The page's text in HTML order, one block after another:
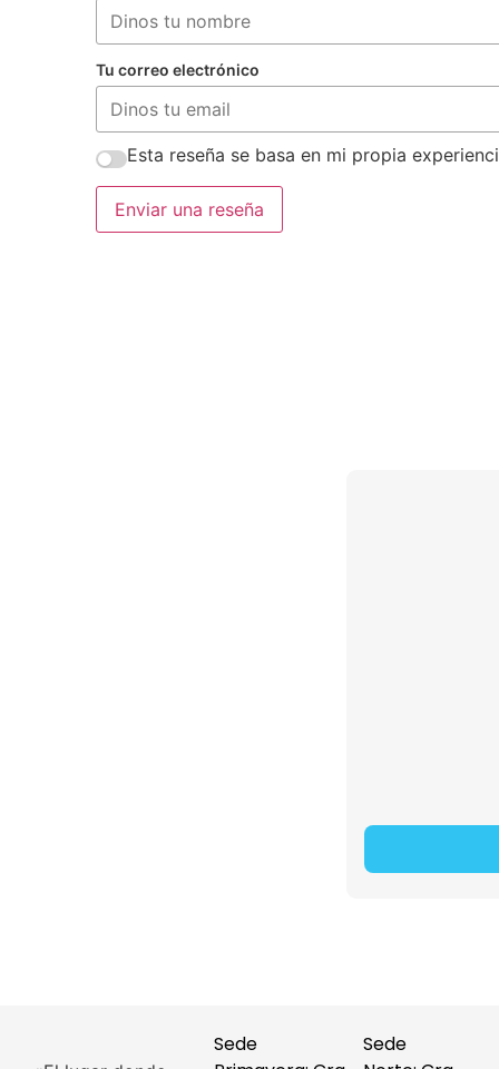
Tu correo electrónico
Esta reseña se basa en mi propia
Enviar una reseña
Sede
Sede